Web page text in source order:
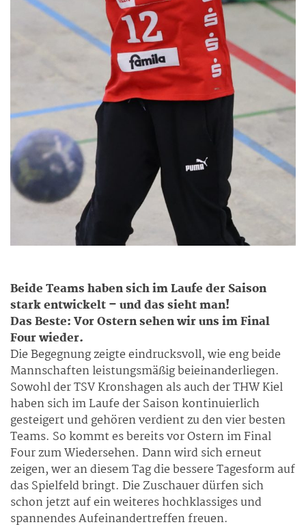
Beide Teams haben sich im Laufe der Saison
stark entwickelt – und das sieht man!
Das Beste: Vor Ostern sehen wir uns im Final
Four wieder.
Die Begegnung zeigte eindrucksvoll, wie eng beide
Mannschaften leistungsmäßig beieinanderliegen.
Sowohl der TSV Kronshagen als auch der THW Kiel
haben sich im Laufe der Saison kontinuierlich
gesteigert und gehören verdient zu den vier besten
Teams. So kommt es bereits vor Ostern im Final
Four zum Wiedersehen. Dann wird sich erneut
zeigen, wer an diesem Tag die bessere Tagesform auf
das Spielfeld bringt. Die Zuschauer dürfen sich
schon jetzt auf ein weiteres hochklassiges und
spannendes Aufeinandertreffen freuen.